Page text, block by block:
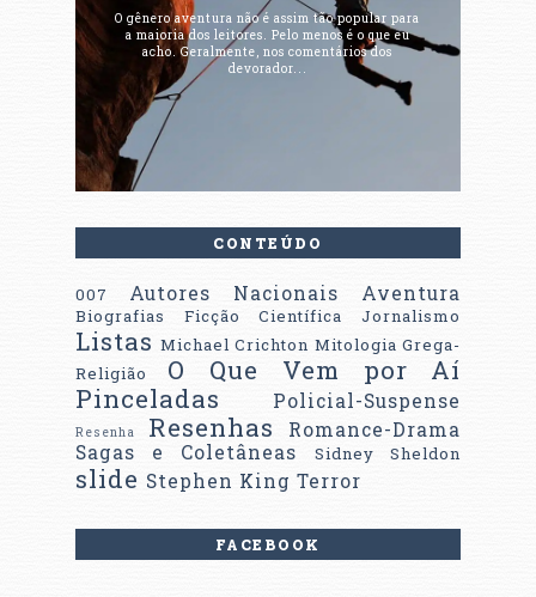
O gênero aventura não é assim tão popular para
a maioria dos leitores. Pelo menos é o que eu
acho. Geralmente, nos comentários dos
devorador...
CONTEÚDO
007 Autores Nacionais Aventura
Biografias Ficção Científica Jornalismo
Listas Michael Crichton Mitologia Grega-
Religião
O Que Vem por Aí
Pinceladas
Policial-Suspense
Resenha Resenhas
Romance-Drama
Sagas e Coletâneas
Sidney Sheldon
slide Stephen King Terror
FACEBOOK